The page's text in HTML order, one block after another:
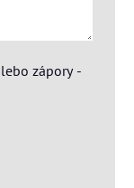
zápory -